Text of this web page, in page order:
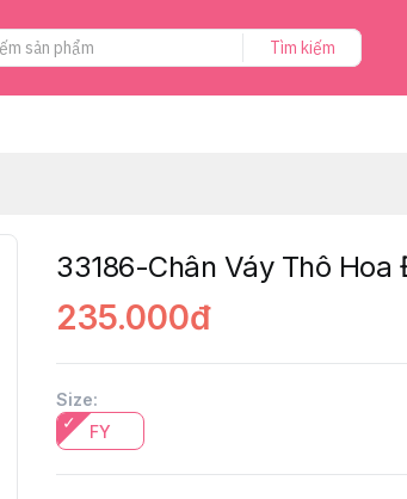
Tìm kiếm
33186-Chân Váy Thô Hoa
235.000đ
Size:
FY